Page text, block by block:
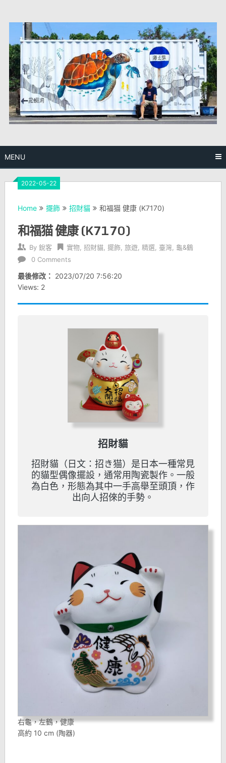
content
MENU
2022-05-22
Home 擺飾 招財貓 和福猫 健康 (K7170)
和福猫 健康 (K7170)
By 銳客 實物, 招財貓, 擺飾, 旅遊, 精選, 臺灣
龜&鶴
0 Comments
最後修改： 2023/07/20 7:56:20
Views: 2
招財貓
招財貓（日文：招き猫）是日本一種常見
的貓型偶像擺設，通常用陶瓷製作。一般
為白色，形態為其中一手高舉至頭頂，作
出向人招倈的手勢。
右龜，左鶴，健康
高約 10 cm (陶器)